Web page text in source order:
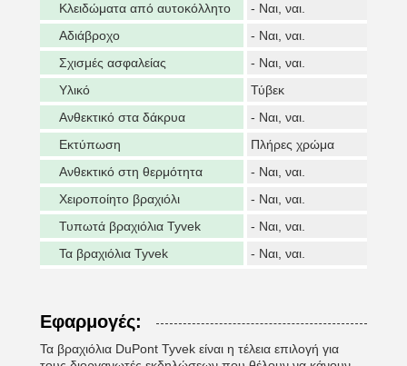
Κλειδώματα από αυτοκόλλητο
- Ναι, ναι.
Αδιάβροχο
- Ναι, ναι.
Σχισμές ασφαλείας
- Ναι, ναι.
Υλικό
Τύβεκ
Ανθεκτικό στα δάκρυα
- Ναι, ναι.
Εκτύπωση
Πλήρες χρώμα
Ανθεκτικό στη θερμότητα
- Ναι, ναι.
Χειροποίητο βραχιόλι
- Ναι, ναι.
Τυπωτά βραχιόλια Tyvek
- Ναι, ναι.
Τα βραχιόλια Tyvek
- Ναι, ναι.
Εφαρμογές:
Τα βραχιόλια DuPont Tyvek είναι η τέλεια επιλογή για